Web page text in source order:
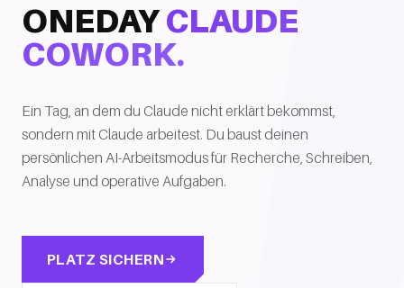
ONEDAYCLAUDE
COWORK.
Ein Tag, an dem du Claude nicht erklärt bekommst,
sondern mit Claude arbeitest. Du baust deinen
persönlichen AI-Arbeitsmodus für Recherche, Schreiben,
Analyse und operative Aufgaben.
PLATZ SICHERN